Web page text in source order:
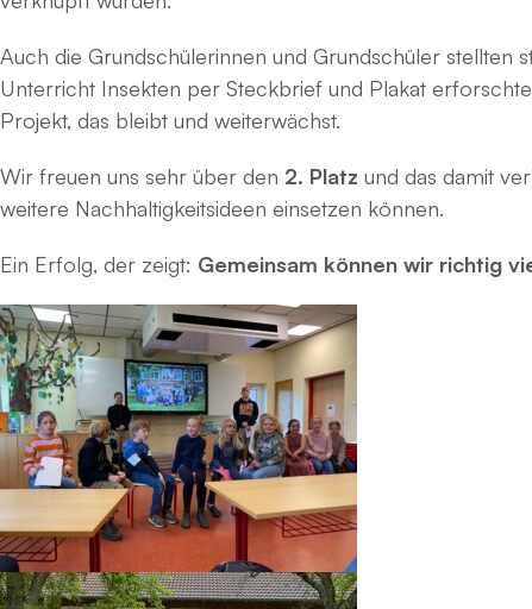
Auch die Grundschülerinnen und Grundschüler stellten
Unterricht Insekten per Steckbrief und Plakat
Projekt, das bleibt und weiterwächst.
Wir freuen uns sehr über den 2. Platz und das damit
weitere Nachhaltigkeitsideen einsetzen können.
Ein Erfolg, der zeigt: Gemeinsam können wir richtig